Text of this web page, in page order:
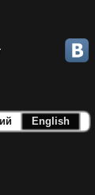
English